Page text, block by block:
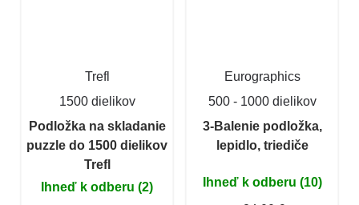
Trefl
1500 dielikov
Podložka na skladanie
puzzle do 1500 dielikov
Trefl
Ihneď k odberu (2)
Eurographics
500 - 1000 dielikov
3-Balenie podložka,
lepidlo, triediče
Ihneď k odberu (10)